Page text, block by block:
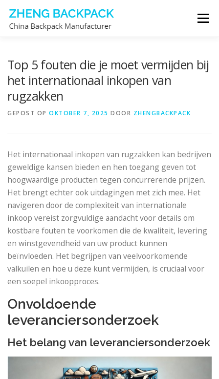
naar
Menu
NEEM CONTACT MET ONS OP
Top 5 fouten die je moet vermijden bij
het internationaal inkopen van
rugzakken
GEPOST OP OKTOBER 7, 2025 DOOR ZHENGBACKPACK
Het internationaal inkopen van rugzakken kan bedrijven
geweldige kansen bieden en hen toegang geven tot
hoogwaardige producten tegen concurrerende prijzen.
Het brengt echter ook uitdagingen met zich mee. Het
navigeren door de complexiteit van internationale
inkoop vereist zorgvuldige aandacht voor details om
kostbare fouten te voorkomen die de kwaliteit, levering
en winstgevendheid van uw product kunnen
beïnvloeden. Het begrijpen van veelvoorkomende
valkuilen en hoe u deze kunt vermijden, is cruciaal voor
een soepel inkoopproces.
Onvoldoende
leveranciersonderzoek
Het belang van leveranciersonderzoek